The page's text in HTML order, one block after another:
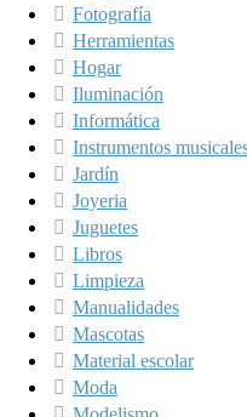
Fotografía
Herramientas
Hogar
Iluminación
Informática
Instrumentos
Jardín
Joyeria
Juguetes
Libros
Limpieza
Manualidades
Mascotas
Material escolar
Moda